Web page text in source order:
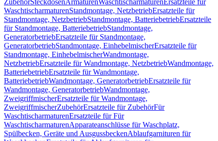
ZubehörSteckdosenArmaturenWaschtischarmaturen Ersatzteile für
WaschtischarmaturenStandmontage, NetzbetriebErsatzteile für
Standmontage, NetzbetriebStandmontage, BatteriebetriebErsatzteile
für Standmontage, BatteriebetriebStandmontage,
GeneratorbetriebErsatzteile für Standmontage,
GeneratorbetriebStandmontage, EinhebelmischerErsatzteile für
Standmontage, EinhebelmischerWandmontage,
NetzbetriebErsatzteile für Wandmontage, NetzbetriebWandmontage,
BatteriebetriebErsatzteile für Wandmontage,
BatteriebetriebWandmontage, GeneratorbetriebErsatzteile für
Wandmontage, GeneratorbetriebWandmontage,
ZweigriffmischerErsatzteile für Wandmontage,
ZweigriffmischerZubehörErsatzteile für ZubehörFür
WaschtischarmaturenErsatzteile für Für
WaschtischarmaturenApparateanschlüsse für Waschplatz,
Spülbecken, Geräte und AusgussbeckenAblaufgarnituren für